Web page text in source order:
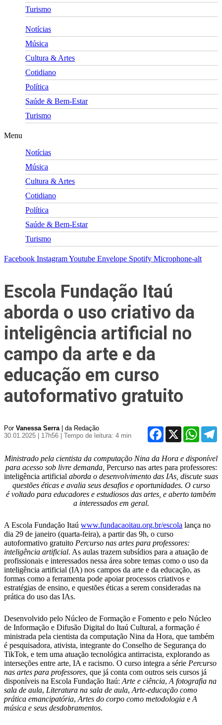
Turismo
Notícias
Música
Cultura & Artes
Cotidiano
Política
Saúde & Bem-Estar
Turismo
Menu
Notícias
Música
Cultura & Artes
Cotidiano
Política
Saúde & Bem-Estar
Turismo
Facebook InstagramYoutube Envelope Spotify Microphone-alt
Escola Fundação Itaú
aborda o uso criativo da
inteligência artificial no
campo da arte e da
educação em curso
autoformativo gratuito
Por Vanessa Serra| da Redação
30.01.2025 | 17h56
| Tempo de leitura: 4 min
Facebook
X
Ministrado pela cientista da computação Nina da Hora e disponível
para acesso sob livre demanda, Percurso nas artes para professores:
inteligência artificial aborda o desenvolvimento das IAs, discute suas
questões éticas e avalia seus desafiose oportunidades. O curso
é voltado para educadores e estudiosos das artes, e aberto também
a interessados em geral.
A Escola Fundação Itaú www.fundacaoitau.org.br/escola lança no
dia 29 de janeiro (quarta-feira), a partir das 9h, o curso
autoformativo gratuito Percurso nas artes para professores:
inteligência artificial. As aulas trazem subsídios para a atuação de
profissionais e interessados nessa área sobre temas como o uso da
inteligência artificial (IA) nos campos da arte e da educação, as
formas como a ferramenta pode apoiar processos criativos e
estratégias de ensino, e questões éticas a serem consideradas na
prática do uso das IAs.
Desenvolvido pelo Núcleo de Formação e Fomento e pelo Núcleo
de Informação e Difusão Digital do Itaú Cultural, a formação é
ministrada pela cientista da computação Nina da Hora, que também
é pesquisadora, ativista, integrante do Conselho de Segurança do
TikTok, e tem uma atuação tecnológica antirracista, explorando as
interseções entre arte, IA e racismo. O curso integra a série Percurso
nas artes para professores, que já conta com outros seis cursos já
disponíveis na Escola Fundação Itaú: Arte e ciência, A fotografia na
sala de aula, Literatura na sala de aula, Arte-educação como
prática emancipatória, Artes do corpo como metodologia e A
música e seus desdobramentos.